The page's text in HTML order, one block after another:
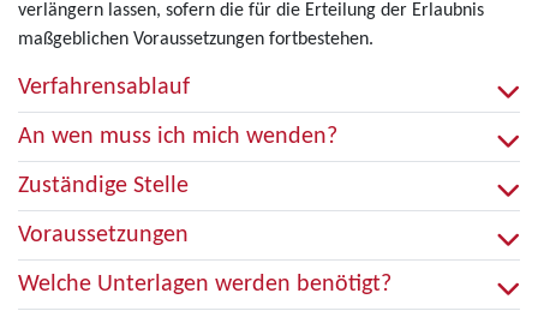
verlängern lassen, sofern die für die Erteilung der Erlaubnis
maßgeblichen Voraussetzungen fortbestehen.
Verfahrensablauf
An wen muss ich mich wenden?
Zuständige Stelle
Voraussetzungen
Welche Unterlagen werden benötigt?